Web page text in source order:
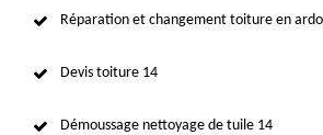
Réparation et changement toiture en
Devis toiture 14
Démoussage nettoyage de tuile 14